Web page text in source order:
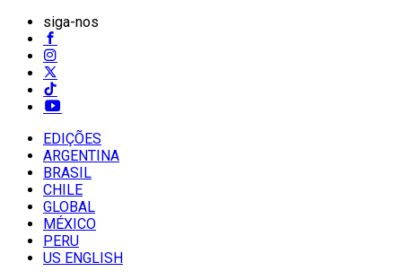
siga-nos
EDIÇÕES
ARGENTINA
BRASIL
CHILE
GLOBAL
MÉXICO
PERU
US ENGLISH